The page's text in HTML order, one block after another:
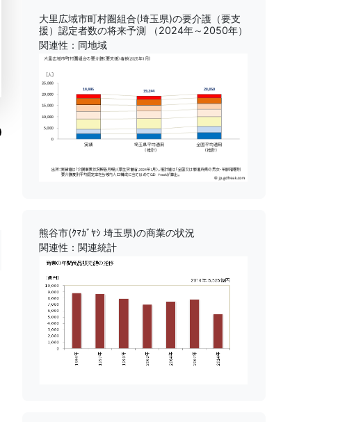
大里広域市町村圏組合(埼玉県)の要介護（要支
援）認定者数の将来予測 （2024年～2050年）
関連性：同地域
熊谷市(ｸﾏｶﾞﾔｼ 埼玉県)の商業の状況
関連性：関連統計